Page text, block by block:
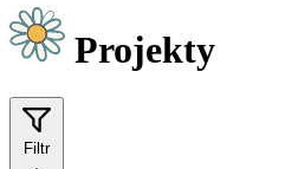
Projekty
Filtr